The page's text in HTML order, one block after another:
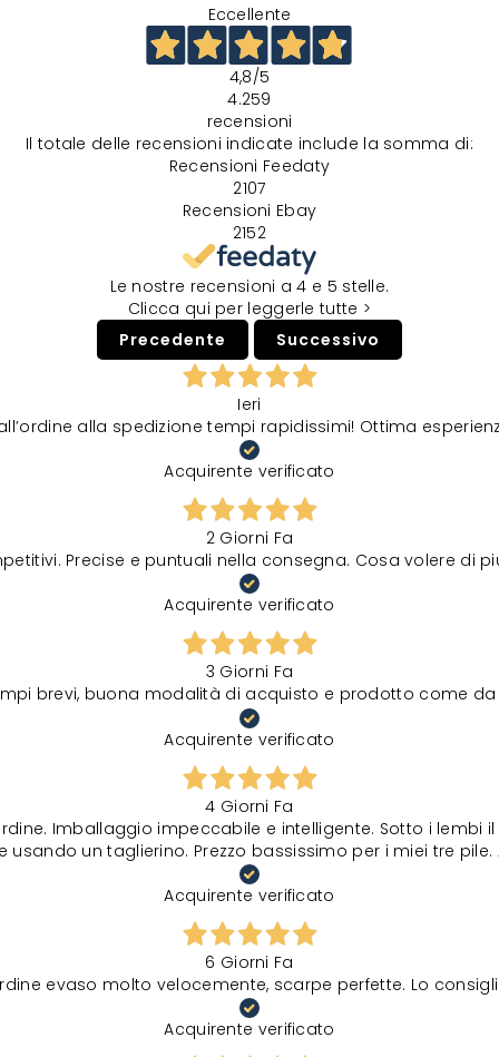
Eccellente
4,8/5
4.259
recensioni
Il totale delle recensioni indicate include la somma di:
Recensioni Feedaty
2107
Recensioni Ebay
2152
Le nostre recensioni a 4 e 5 stelle.
Clicca qui per leggerle tutte >
Precedente
Successivo
Ieri
alla spedizione tempi rapidissimi! Ottima
Acquirente verificato
2 Giorni Fa
Precise e puntuali nella consegna. Cosa volere di
Acquirente verificato
3 Giorni Fa
brevi, buona modalità di acquisto e prodotto come
Acquirente verificato
4 Giorni Fa
Imballaggio impeccabile e intelligente. Sotto i
un taglierino. Prezzo bassissimo per i miei tre pile.
Acquirente verificato
6 Giorni Fa
evaso molto velocemente, scarpe perfette. Lo
Acquirente verificato